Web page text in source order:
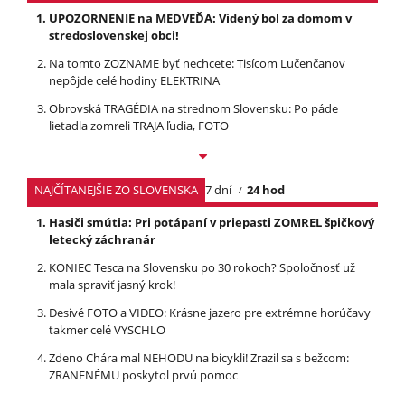
UPOZORNENIE na MEDVEĎA: Videný bol za domom v
stredoslovenskej obci!
Na tomto ZOZNAME byť nechcete: Tisícom Lučenčanov
nepôjde celé hodiny ELEKTRINA
Obrovská TRAGÉDIA na strednom Slovensku: Po páde
lietadla zomreli TRAJA ľudia, FOTO
NAJČÍTANEJŠIE ZO SLOVENSKA 7 dní
24 hod
Hasiči smútia: Pri potápaní v priepasti ZOMREL špičkový
letecký záchranár
KONIEC Tesca na Slovensku po 30 rokoch? Spoločnosť už
mala spraviť jasný krok!
Desivé FOTO a VIDEO: Krásne jazero pre extrémne horúčavy
takmer celé VYSCHLO
Zdeno Chára mal NEHODU na bicykli! Zrazil sa s bežcom:
ZRANENÉMU poskytol prvú pomoc